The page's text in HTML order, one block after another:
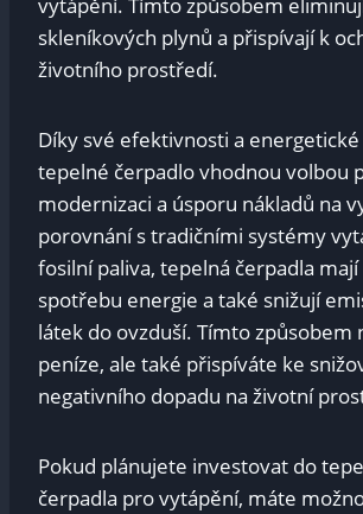
skleníkových plynů a přispívají k
životního prostředí.
Díky své efektivnosti a
tepelné čerpadlo vhodnou volbou
modernizaci a úsporu nákladů na
porovnání s tradičními systémy
fosilní paliva, tepelná čerpadla
spotřebu energie a také snižují
látek do ovzduší. Tímto způsobem
peníze, ale také přispíváte ke
negativního dopadu na životní
Pokud plánujete investovat do
čerpadla pro vytápění, máte